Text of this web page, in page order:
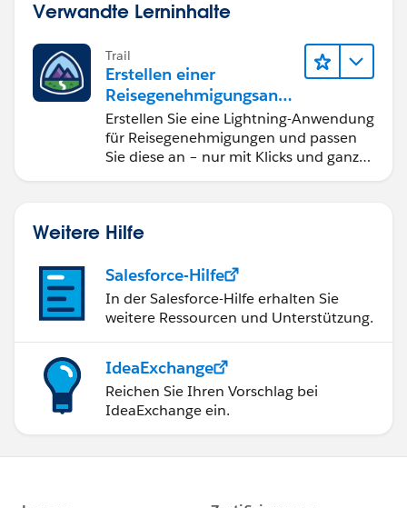
Verwandte Lerninhalte
Trail
Erstellen einer
Reisegenehmigungsanw
endung namens "Travel
Approval"
Erstellen Sie eine Lightning-Anwendung
für Reisegenehmigungen und passen
Sie diese an – nur mit Klicks und ganz
Weitere Hilfe
Salesforce-Hilfe
In der Salesforce-Hilfe erhalten Sie
weitere Ressourcen und Unterstützung.
IdeaExchange
Reichen Sie Ihren Vorschlag bei
IdeaExchange ein.